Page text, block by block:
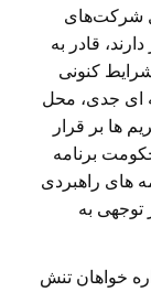
شرکت‌های
قادر به
شرایط کنونی
ای جدی، محل
ها بر قرار
برنامه
های راهبردی
توجهی به
خواهان تنش